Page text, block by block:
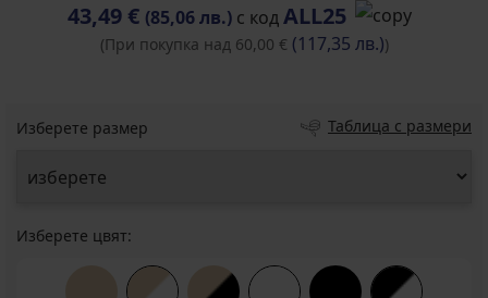
43,49 € (85,06 лв.) с кодALL25
(При покупка над 60,00 € (117,35 лв.))
Изберете размер Таблица с размери
Изберете цвят: